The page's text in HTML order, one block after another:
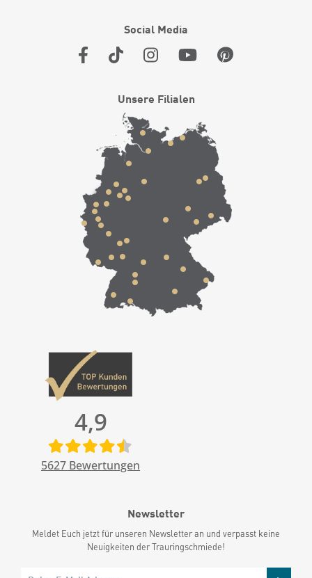
Social Media
Unsere Filialen
4,9
5627 Bewertungen
Newsletter
Meldet Euch jetzt für unseren Newsletter an und verpasst keine
Neuigkeiten der Trauringschmiede!